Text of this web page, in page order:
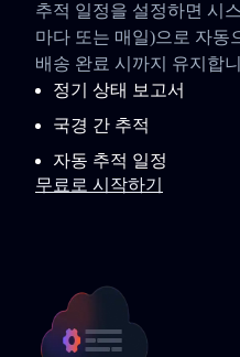
추적 일정을 설정하면 시
마다 또는 매일)으로 자동
배송 완료 시까지 유지합
정기 상태 보고서
국경 간 추적
자동 추적 일정
무료로 시작하기